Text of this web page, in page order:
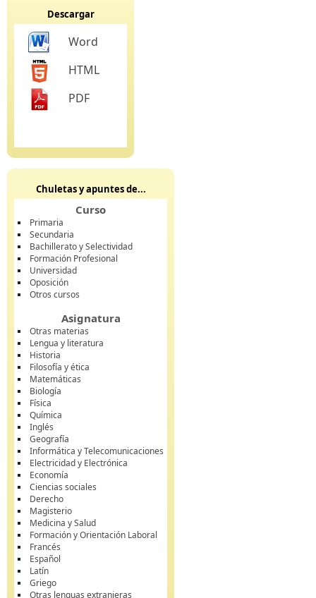
Descargar
Word
HTML
PDF
Chuletas y apuntes de...
Curso
Primaria
Secundaria
Bachillerato y Selectividad
Formación Profesional
Universidad
Oposición
Otros cursos
Asignatura
Otras materias
Lengua y literatura
Historia
Filosofía y ética
Matemáticas
Biología
Física
Química
Inglés
Geografía
Informática y Telecomunicaciones
Electricidad y Electrónica
Economía
Ciencias sociales
Derecho
Magisterio
Medicina y Salud
Formación y Orientación Laboral
Francés
Español
Latín
Griego
Otras lenguas extranjeras